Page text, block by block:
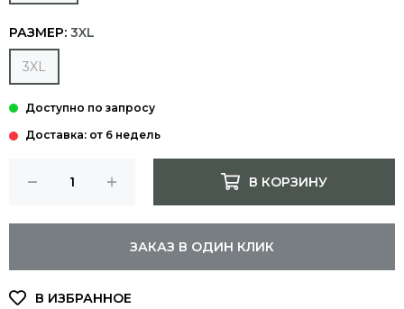
РАЗМЕР: 3XL
3XL
Доставка: от 6 недель
В КОРЗИНУ
ЗАКАЗ В ОДИН КЛИК